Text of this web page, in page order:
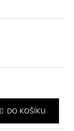
DO KOŠÍKU